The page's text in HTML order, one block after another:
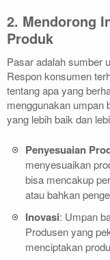
2. Mendorong
Produk
Pasar adalah sumber
Respon konsumen
tentang apa yang
menggunakan umpan
yang lebih baik dan
Penyesuaian
menyesuaikan
bisa mencakup
atau bahkan
Inovasi: Umpan
Produsen yang
menciptakan